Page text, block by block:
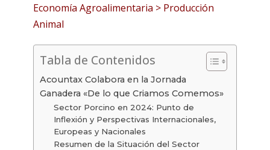
Economía Agroalimentaria > Producción
Animal
Tabla de Contenidos
Acountax Colabora en la Jornada
Ganadera «De lo que Criamos Comemos»
Sector Porcino en 2024: Punto de
Inflexión y Perspectivas Internacionales,
Europeas y Nacionales
Resumen de la Situación del Sector